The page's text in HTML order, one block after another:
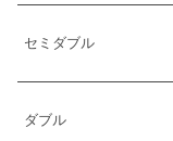
セミダブル
ダブル